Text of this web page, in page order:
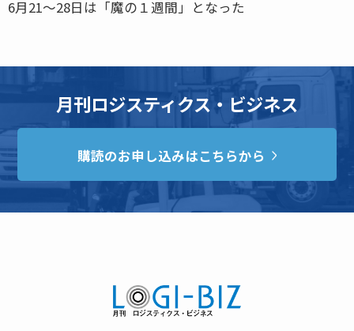
6月21〜28日は「魔の１週間」となった
月刊ロジスティクス・ビジネス
購読のお申し込みはこちらから